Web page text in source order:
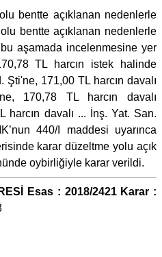
bentte açıklanan nedenlerle
bentte açıklanan nedenlerle
bu aşamada incelenmesine yer
TL harcın istek halinde
Şti'ne, 171,00 TL harcın davalı
170,78 TL harcın davalı
harcın davalı ... İnş. Yat. San.
440/I maddesi uyarınca
karar düzeltme yolu açık
oybirliğiyle karar verildi.
Esas : 2018/2421 Karar :